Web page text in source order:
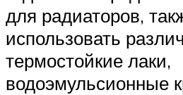
для радиаторов,
использовать
термостойкие лаки,
водоэмульсионные